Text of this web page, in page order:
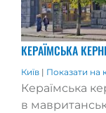
КЕРАЇМСЬКА
Київ | Показати на
Кераїмська
в